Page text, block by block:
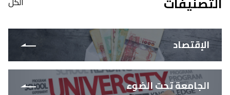
الإقتصاد
الجامعة تحت الضوء